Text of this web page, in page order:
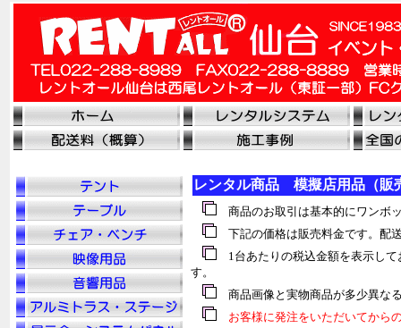
レンタル商品 模擬店用品（販
商品のお取引は基本的にワンボ
下記の価格は販売料金です。配
1台あたりの税込金額を表示して
す。
商品画像と実物商品が多少異な
お客様に発注をいただいてから